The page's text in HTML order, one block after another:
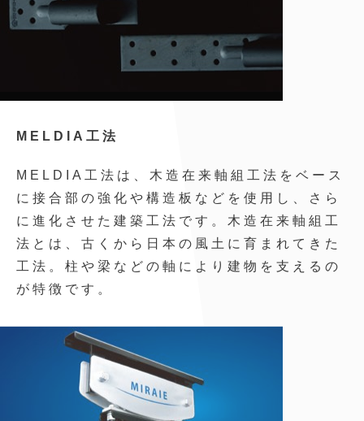
MELDIA工法
MELDIA工法は、木造在来軸組工法をベース
に接合部の強化や構造板などを使用し、さら
に進化させた建築工法です。木造在来軸組工
法とは、古くから日本の風土に育まれてきた
工法。柱や梁などの軸により建物を支えるの
が特徴です。